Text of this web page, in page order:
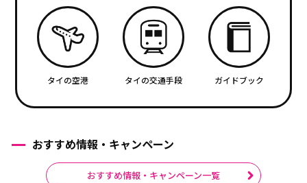
タイの空港 タイの交通手段 ガイドブック
おすすめ情報・キャンペーン
おすすめ情報・キャンペーン一覧